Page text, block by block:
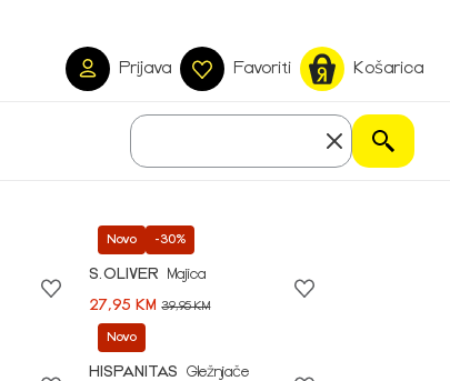
Prijava Favoriti Košarica
Novo -30%
S.OLIVER
Majica
27,95 KM39,95 KM
Novo
HISPANITAS
Gležnjače